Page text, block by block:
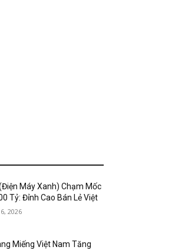
Máy Xanh) Chạm Mốc
Tỷ: Đỉnh Cao Bán Lẻ Việt
2026
Miếng Việt Nam Tăng